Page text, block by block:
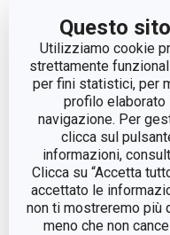
Questo
Utilizziamo cookie
strettamente
per fini statistici, per
profilo elaborato
navigazione. Per
clicca sul
informazioni,
Clicca su “Accetta
accettato le
non ti mostreremo più
meno che non
LUNGHEZZA (CM)
Altri parametri
CATEGORIA
INGRESSO
LINEA DI PRODOTTO